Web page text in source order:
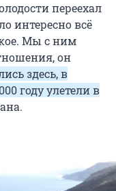
переехал
интересно всё
Мы с ним
он
здесь, в
году улетели в